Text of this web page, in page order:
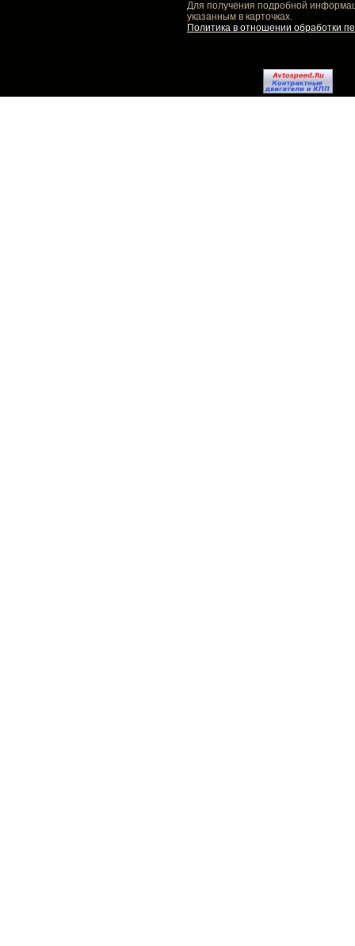
Для получения подробной
указанным в карточках.
Политика в отношении обработки